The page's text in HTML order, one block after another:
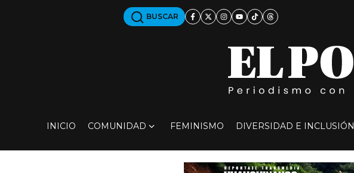
BUSCAR
INICIO COMUNIDAD FEMINISMO DIVERSIDAD E INCLUSIÓN